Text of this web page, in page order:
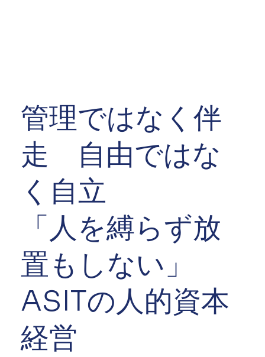
管理ではなく伴
走 自由ではな
く自立
​「人を縛らず放
置もしない」
ASITの人的資本
経営